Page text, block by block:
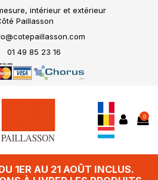
intérieur et extérieur
Paillasson
01 49 85 23 16
0
1ER AU 21 AOÛT INCLUS.